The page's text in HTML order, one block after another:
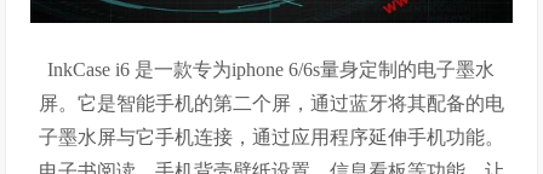
InkCase i6 是一款专为iphone 6/6s量身定制的电子墨水
屏。它是智能手机的第二个屏，通过蓝牙将其配备的电
子墨水屏与它手机连接，通过应用程序延伸手机功能。